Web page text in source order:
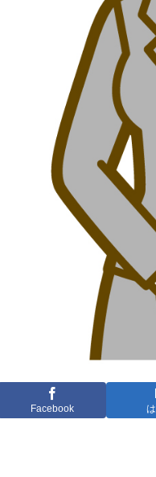
Facebook